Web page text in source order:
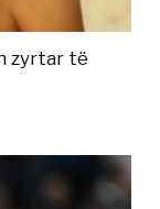
zyrtar të